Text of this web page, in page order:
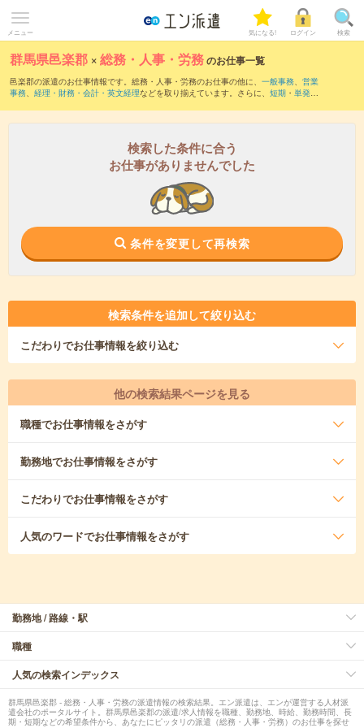
メニュー 気になる! ログイン 検索
群馬県邑楽郡 ×総務・人事・労務のお仕事一覧
邑楽郡の派遣のお仕事情報です。総務・人事・労務のお仕事の他に、 一般事務、 営業
事務、 経理・財務・会計・英文経理などを取り揃えています。さらに、 短期 ・ 単発な
検索した条件に合う
お仕事がありませんでした
条件を変更して再検索
検索条件を追加して絞り込む
こだわりでお仕事情報を絞り込む
他の検索結果ページを見る
職種でお仕事情報をさがす
勤務地でお仕事情報をさがす
こだわりでお仕事情報をさがす
人気のワードでお仕事情報をさがす
勤務地 / 路線・駅
職種
人気の検索インデックス
群馬県邑楽郡 - 総務・人事・労務の派遣情報の検索結果。エン派遣は、エンが運営する人材派
遣会社のポータルサイト。群馬県邑楽郡の派遣/求人情報を職種、勤務地、時給、勤務時間、長
期・短期などの希望条件から、あなたにピッタリの派遣（総務・人事・労務）のお仕事を探せ